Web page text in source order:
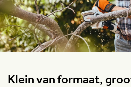
Klein van formaat,